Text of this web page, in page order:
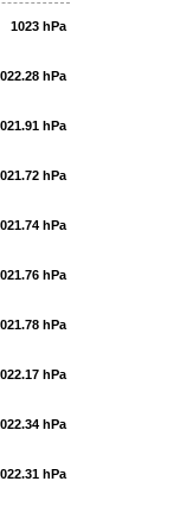
1023 hPa
hPa
hPa
hPa
hPa
hPa
hPa
hPa
hPa
hPa